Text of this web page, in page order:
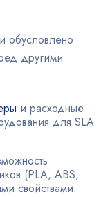
обусловлено
другими
и расходные
для SLA
(PLA, ABS,
свойствами.